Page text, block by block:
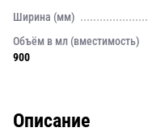
Ширина (мм)
Объём в мл (вместимость)
900
Описание